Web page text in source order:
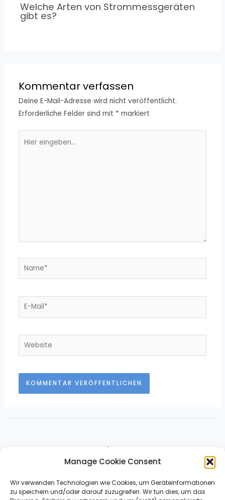
Manage Cookie Consent
Wir verwenden Technologien wie Cookies, um Geräteinformationen
zu speichern und/oder darauf zuzugreifen. Wir tun dies, um das
Welche Arten von Strommessgeräten
gibt es?
Kommentar verfassen
Deine E-Mail-Adresse wird nicht veröffentlicht.
Erforderliche Felder sind mit * markiert
About
Impressum & Contact